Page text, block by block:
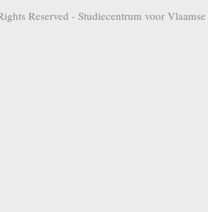
Reserved - Studiecentrum voor